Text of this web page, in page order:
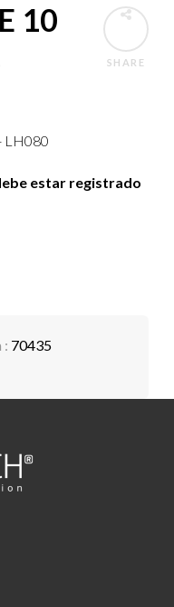
SHARE
10
LH080
estar registrado
: 70435